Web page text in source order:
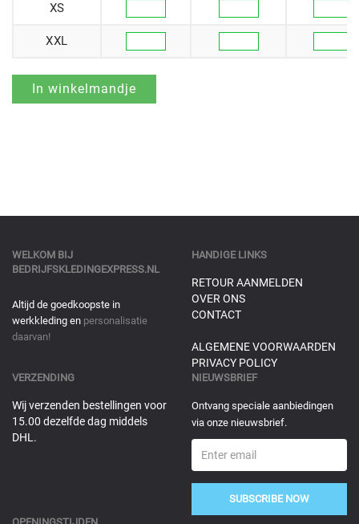
XS
XXL
WELKOM BIJ
BEDRIJFSKLEDINGEXPRESS.NL
Altijd de goedkoopste in
werkkleding en personalisatie
daarvan!
HANDIGE LINKS
RETOUR AANMELDEN
OVER ONS
CONTACT
ALGEMENE VOORWAARDEN
PRIVACY POLICY
VERZENDING
Wij verzenden bestellingen voor
15.00 dezelfde dag middels
DHL.
NIEUWSBRIEF
Ontvang speciale aanbiedingen
via onze nieuwsbrief.
SUBSCRIBE NOW